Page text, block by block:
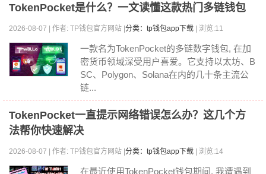
TokenPocket是什么？一文读懂这款热门多链钱包
2026-08-07 | 作者: TP钱包官方网站 | 分类：tp钱包app下载 | 浏览:11
一款名为TokenPocket的多链数字钱包, 在加
密货币领域深受用户喜爱。它支持以太坊、B
SC、Polygon、Solana在内的几十条主流公
链...
TokenPocket一直提示网络错误怎么办？这几个方
法帮你快速解决
2026-08-07 | 作者: TP钱包官方网站 | 分类：tp钱包app下载 | 浏览:14
在最近使用TokenPocket钱包期间, 我遭遇到